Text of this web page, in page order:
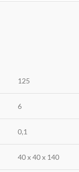
125
6
0,1
40 x 40 x 140